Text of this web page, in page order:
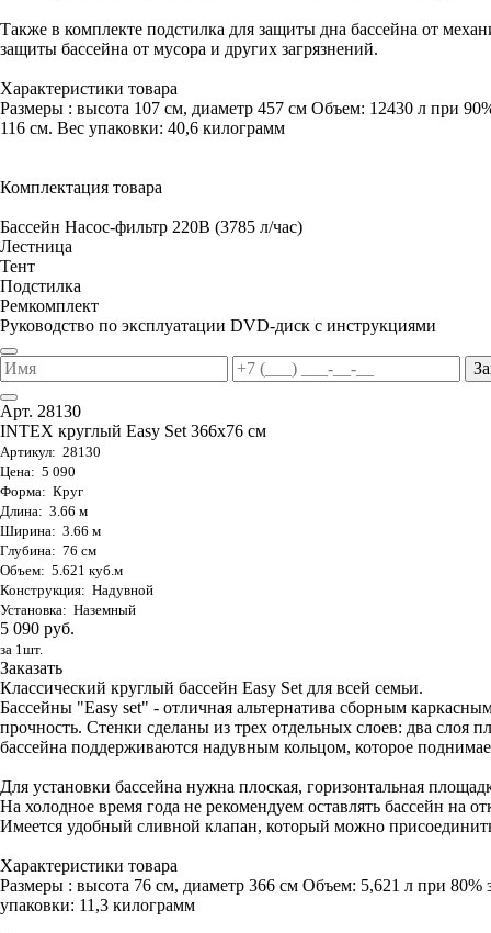
Также в комплекте подстилка для защиты дна бассейна от
защиты бассейна от мусора и других загрязнений.
Характеристики товара
Размеры : высота 107 см, диаметр 457 см Объем: 12430 л при
116 см. Вес упаковки: 40,6 килограмм
Комплектация товара
Бассейн Насос-фильтр 220В (3785 л/час)
Лестница
Тент
Подстилка
Ремкомплект
Руководство по эксплуатации DVD-диск с инструкциями
Арт. 28130
INTEX круглый Easy Set 366х76 см
Артикул: 28130
Цена: 5 090
Форма: Круг
Длина: 3.66 м
Ширина: 3.66 м
Глубина: 76 см
Объем: 5.621 куб.м
Конструкция: Надувной
Установка: Наземный
5 090 руб.
за 1шт.
Заказать
Классический круглый бассейн Easy Set для всей семьи.
Бассейны "Easy set" - отличная альтернатива сборным
прочность. Стенки сделаны из трех отдельных слоев: два
бассейна поддерживаются надувным кольцом, которое
Для установки бассейна нужна плоская, горизонтальная
На холодное время года не рекомендуем оставлять бассейн на
Имеется удобный сливной клапан, который можно
Характеристики товара
Размеры : высота 76 см, диаметр 366 см Объем: 5,621 л при
упаковки: 11,3 килограмм